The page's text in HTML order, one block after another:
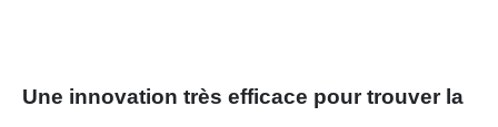
Une innovation très efficace pour trouver la